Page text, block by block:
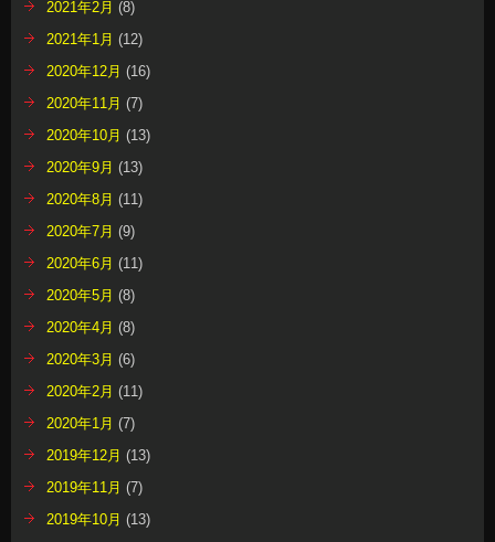
2021年2月 (8)
2021年1月 (12)
2020年12月 (16)
2020年11月 (7)
2020年10月 (13)
2020年9月 (13)
2020年8月 (11)
2020年7月 (9)
2020年6月 (11)
2020年5月 (8)
2020年4月 (8)
2020年3月 (6)
2020年2月 (11)
2020年1月 (7)
2019年12月 (13)
2019年11月 (7)
2019年10月 (13)